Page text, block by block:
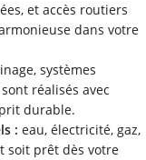
et accès routiers
dans votre
systèmes
réalisés avec
durable.
: eau, électricité, gaz,
soit prêt dès votre